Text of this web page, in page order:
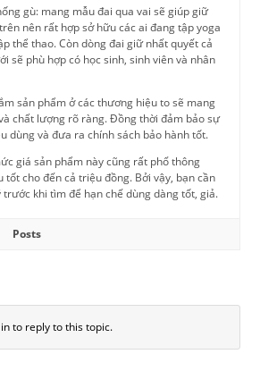
gù: mang mẫu đai qua vai sẽ giúp giữ
nên rất hợp sở hữu các ai đang tập yoga
thể thao. Còn dòng đai giữ nhất quyết cả
sẽ phù hợp có học sinh, sinh viên và nhân
sản phẩm ở các thương hiệu to sẽ mang
chất lượng rõ ràng. Đồng thời đảm bảo sự
dùng và đưa ra chính sách bảo hành tốt.
giá sản phẩm này cũng rất phổ thông
tốt cho đến cả triệu đồng. Bởi vậy, bạn cần
trước khi tìm để hạn chế dùng dàng tốt, giả.
Posts
to reply to this topic.